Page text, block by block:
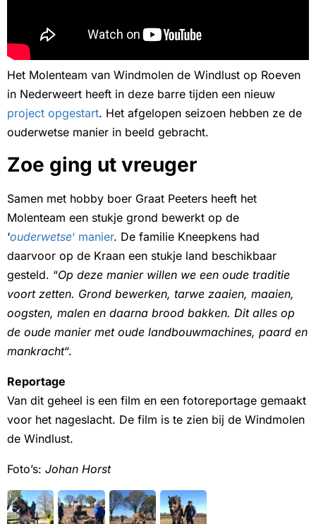
Het Molenteam van Windmolen de Windlust op Roeven
in Nederweert heeft in deze barre tijden een nieuw
project opgestart. Het afgelopen seizoen hebben ze de
ouderwetse manier in beeld gebracht.
Zoe ging ut vreuger
Samen met hobby boer Graat Peeters heeft het
Molenteam een stukje grond bewerkt op de
‘ouderwetse‘ manier. De familie Kneepkens had
daarvoor op de Kraan een stukje land beschikbaar
gesteld. “Op deze manier willen we een oude traditie
voort zetten. Grond bewerken, tarwe zaaien, maaien,
oogsten, malen en daarna brood bakken. Dit alles op
de oude manier met oude landbouwmachines, paard en
mankracht“.
Reportage
Van dit geheel is een film en een fotoreportage gemaakt
voor het nageslacht. De film is te zien bij de Windmolen
de Windlust.
Foto’s: Johan Horst